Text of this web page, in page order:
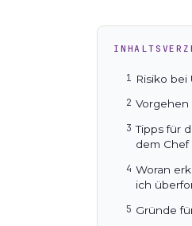
Risiko
Vorgehen
Tipps für
dem Chef
Woran
ich
Gründe